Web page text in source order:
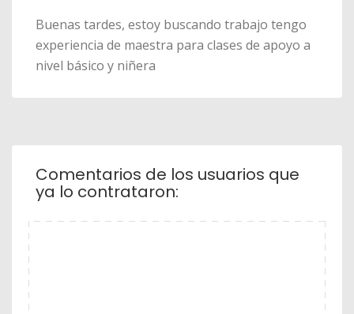
Buenas tardes, estoy buscando trabajo tengo
experiencia de maestra para clases de apoyo a
nivel básico y niñera
Comentarios de los usuarios que
ya lo contrataron: